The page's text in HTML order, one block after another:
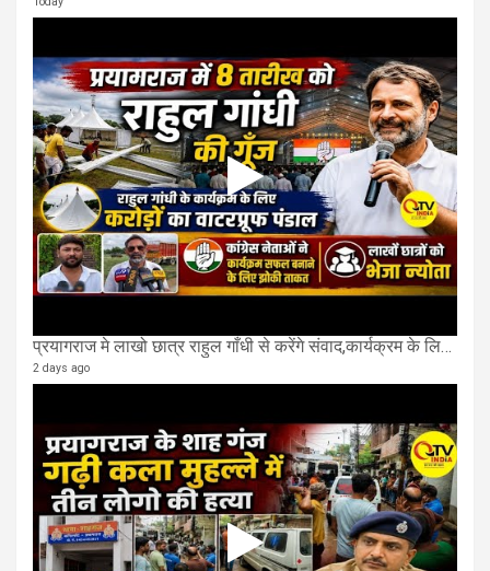
प्रयागराज मे लाखो छात्र राहुल गाँधी से करेंगे संवाद,कार्यक्रम के लिए बन रहा करोड़ो का पंडाल
2 days ago